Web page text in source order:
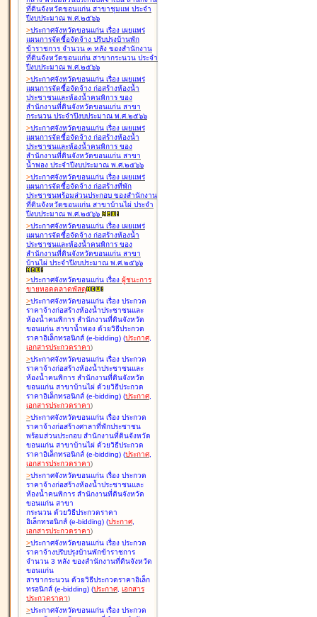
ที่ดินจังหวัดขอนแก่น สาขาชุมแพ ประจำ
ปีงบประมาณ พ.ศ.๒๕๖๖
>ประกาศจังหวัดขอนแก่น เรื่อง เผยแพร่
แผนการจัดซื้อจัดจ้าง ปรับปรุงบ้านพัก
ข้าราชการ จำนวน ๓ หลัง ของสำนักงาน
ที่ดินจังหวัดขอนแก่น สาขากระนวน ประจำ
ปีงบประมาณ พ.ศ.๒๕๖๖
>ประกาศจังหวัดขอนแก่น เรื่อง เผยแพร่
แผนการจัดซื้อจัดจ้าง ก่อสร้างห้องน้ำ
ประชาชนและห้องน้ำคนพิการ ของ
สำนักงานที่ดินจังหวัดขอนแก่น สาขา
กระนวน ประจำปีงบประมาณ พ.ศ.๒๕๖๖
>ประกาศจังหวัดขอนแก่น เรื่อง เผยแพร่
แผนการจัดซื้อจัดจ้าง ก่อสร้างห้องน้ำ
ประชาชนและห้องน้ำคนพิการ ของ
สำนักงานที่ดินจังหวัดขอนแก่น สาขา
น้ำพอง ประจำปีงบประมาณ พ.ศ.๒๕๖๖
>ประกาศจังหวัดขอนแก่น เรื่อง เผยแพร่
แผนการจัดซื้อจัดจ้าง ก่อสร้างที่พัก
ประชาชนพร้อมส่วนประกอบ ของสำนักงาน
ที่ดินจังหวัดขอนแก่น สาขาบ้านไผ่ ประจำ
ปีงบประมาณ พ.ศ.๒๕๖๖
>ประกาศจังหวัดขอนแก่น เรื่อง เผยแพร่
แผนการจัดซื้อจัดจ้าง ก่อสร้างห้องน้ำ
ประชาชนและห้องน้ำคนพิการ ของ
สำนักงานที่ดินจังหวัดขอนแก่น สาขา
บ้านไผ่ ประจำปีงบประมาณ พ.ศ.๒๕๖๖
>ประกาศจังหวัดขอนแก่น เรื่อง ผู้ชนะการ
ขายทอดตลาดพัสดุ
>ประกาศจังหวัดขอนแก่น เรื่อง ประกวด
ราคาจ้างก่อสร้างห้องน้ำประชาชนและ
ห้องน้ำคนพิการ สำนักงานที่ดินจังหวัด
ขอนแก่น สาขาน้ำพอง ด้วยวิธีประกวด
ราคาอิเล็กทรอนิกส์ (e-bidding) (ประกาศ,
เอกสารประกวดราคา)
>ประกาศจังหวัดขอนแก่น เรื่อง ประกวด
ราคาจ้างก่อสร้างห้องน้ำประชาชนและ
ห้องน้ำคนพิการ สำนักงานที่ดินจังหวัด
ขอนแก่น สาขาบ้านไผ่ ด้วยวิธีประกวด
ราคาอิเล็กทรอนิกส์ (e-bidding) (ประกาศ,
เอกสารประกวดราคา)
>ประกาศจังหวัดขอนแก่น เรื่อง ประกวด
ราคาจ้างก่อสร้างศาลาที่พักประชาชน
พร้อมส่วนประกอบ สำนักงานที่ดินจังหวัด
ขอนแก่น สาขาบ้านไผ่ ด้วยวิธีประกวด
ราคาอิเล็กทรอนิกส์ (e-bidding) (ประกาศ,
เอกสารประกวดราคา)
>ประกาศจังหวัดขอนแก่น เรื่อง ประกวด
ราคาจ้างก่อสร้างห้องน้ำประชาชนและ
ห้องน้ำคนพิการ สำนักงานที่ดินจังหวัด
ขอนแก่น สาขา
กระนวน ด้วยวิธีประกวดราคา
อิเล็กทรอนิกส์ (e-bidding) (ประกาศ,
เอกสารประกวดราคา)
>ประกาศจังหวัดขอนแก่น เรื่อง ประกวด
ราคาจ้างปรับปรุงบ้านพักข้าราชการ
จำนวน 3 หลัง ของสำนักงานที่ดินจังหวัด
ขอนแก่น
สาขากระนวน ด้วยวิธีประกวดราคาอิเล็ก
ทรอนิกส์ (e-bidding) (ประกาศ, เอกสาร
ประกวดราคา)
>ประกาศจังหวัดขอนแก่น เรื่อง ประกวด